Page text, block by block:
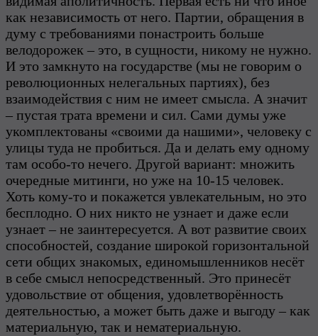
как независимость от него. Партии, обращения в
думу с требованиями понастроить больше
велодорожек – это, в сущности, никому не нужно.
И это замкнуто на государстве (мы не говорим о
революционных нелегальных партиях), без
взаимодействия с ним не имеет смысла. А значит
– пустая трата времени и сил. Сами думы уже
укомплектованы «своими да нашими», человеку с
улицы туда не пробиться. Да и делать ему одному
там особо-то нечего. Другой вариант: множить
очередные митинги, но уже на 10-15 человек.
Хоть кому-то и покажется увлекательным, но это
бесплодно. О них никто не узнает и даже если
узнает – не заинтересуется. А вот развитие своих
способностей, создание широкой горизонтальной
сети общих знакомых, единомышленников несёт
в себе смысл непосредственный. Это принесёт
удовольствие от общения, удовлетворённость
деятельностью, а может быть даже и выгоду – как
материальную, так и нематериальную.